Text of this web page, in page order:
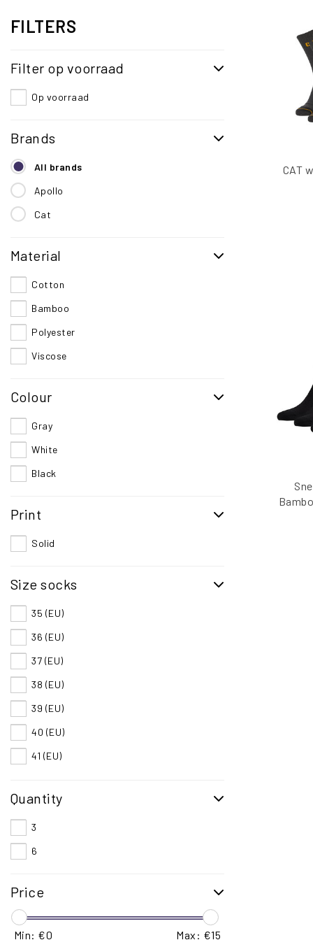
FILTERS
Filter op voorraad
Op voorraad
Brands
All brands
Apollo
Cat
Material
Cotton
Bamboo
Polyester
Viscose
Colour
Gray
White
Black
Print
Solid
Size socks
35 (EU)
36 (EU)
37 (EU)
38 (EU)
39 (EU)
40 (EU)
41 (EU)
43 (EU)
44 (EU)
45 (EU)
47 (EU)
48 (EU)
Quantity
3
6
Price
Min: €0 Max: €15
CAT